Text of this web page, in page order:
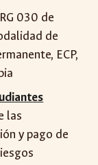
030 de
de
ECP,
las
y pago de